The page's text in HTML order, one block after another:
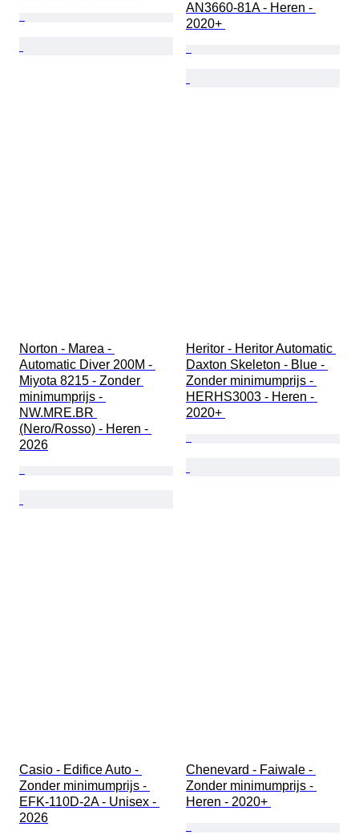
AN3660-81A - Heren -
2020+
Norton - Marea -
Automatic Diver 200M -
Miyota 8215 - Zonder
minimumprijs -
NW.MRE.BR
(Nero/Rosso) - Heren -
2026
Heritor - Heritor Automatic
Daxton Skeleton - Blue -
Zonder minimumprijs -
HERHS3003 - Heren -
2020+
Casio - Edifice Auto -
Zonder minimumprijs -
EFK-110D-2A - Unisex -
2026
Chenevard - Faiwale -
Zonder minimumprijs -
Heren - 2020+